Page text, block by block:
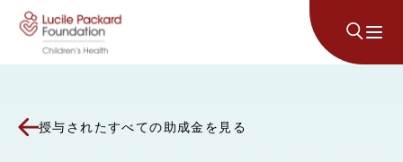
コンテンツにスキップ
授与されたすべての助成金を見る